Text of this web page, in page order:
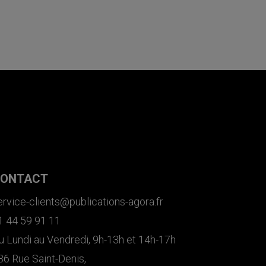
clients@publications-agora.fr
44 59 91 11
Lundi au Vendredi, 9h-13h et 14h-17h
Rue Saint-Denis,